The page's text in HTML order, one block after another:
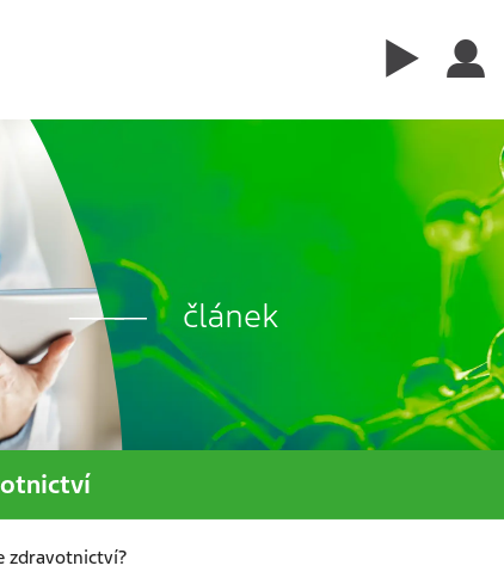
článek
zdravotnictví?